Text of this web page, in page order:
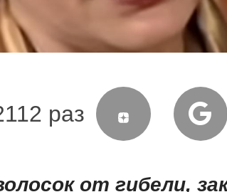
раз
от гибели,